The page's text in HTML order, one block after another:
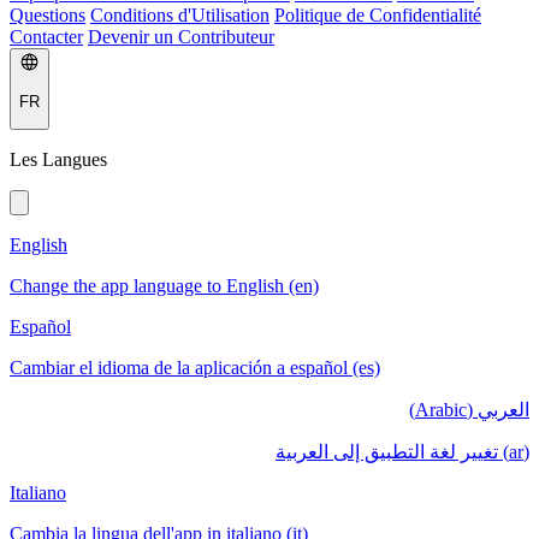
Questions Conditions d'Utilisation Politique de Confidentialité
Contacter Devenir un Contributeur
FR
Les Langues
English
Change the app language to English (en)
Español
Cambiar el idioma de la aplicación a español (es)
العربي (Arabic)
(ar) تغيير لغة التطبيق إلى العربية
Italiano
Cambia la lingua dell'app in italiano (it)